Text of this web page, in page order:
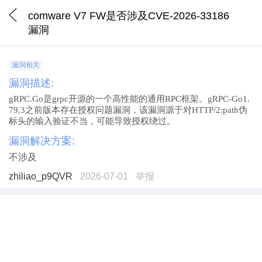
comware V7 FW是否涉及CVE-2026-33186
漏洞
漏洞相关
漏洞描述:
gRPC.Go是grpc开源的一个高性能的通用RPC框架。 gRPC-Go1.
79.3之前版本存在授权问题漏洞，该漏洞源于对HTTP/2:path伪
标头的输入验证不当，可能导致授权绕过。
漏洞解决方案:
不涉及
zhiliao_p9QVR
2026-07-01 举报